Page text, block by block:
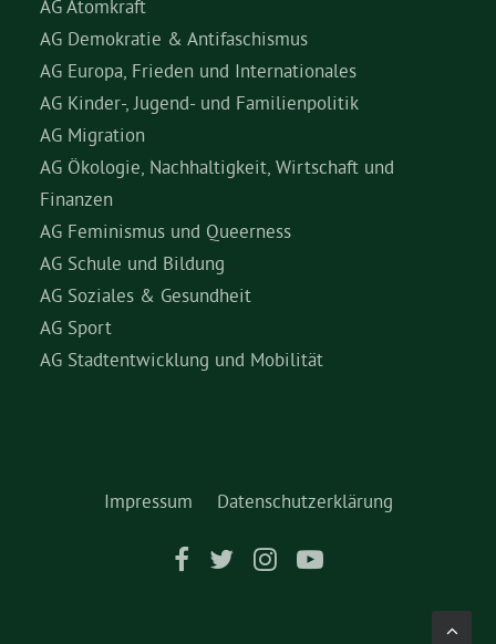
AG Atomkraft
AG Demokratie & Antifaschismus
AG Europa, Frieden und Internationales
AG Kinder-, Jugend- und Familienpolitik
AG Migration
AG Ökologie, Nachhaltigkeit, Wirtschaft und
Finanzen
AG Feminismus und Queerness
AG Schule und Bildung
AG Soziales & Gesundheit
AG Sport
AG Stadtentwicklung und Mobilität
Impressum Datenschutzerklärung